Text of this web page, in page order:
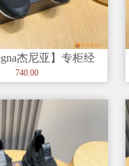
杰尼亚】专柜经
以细节和创造力赢
740.00